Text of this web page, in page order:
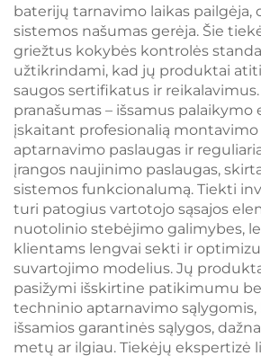
baterijų tarnavimo laikas pailgėja,
sistemos našumas gerėja. Šie
griežtus kokybės kontrolės
užtikrindami, kad jų produktai
saugos sertifikatus ir
pranašumas – išsamus palaikymo
įskaitant profesionalią montavimo
aptarnavimo paslaugas ir
įrangos naujinimo paslaugas,
sistemos funkcionalumą. Tiekti
turi patogius vartotojo sąsajos
nuotolinio stebėjimo galimybes,
klientams lengvai sekti ir
suvartojimo modelius. Jų
pasižymi išskirtine patikimumu
techninio aptarnavimo sąlygomis,
išsamios garantinės sąlygos,
metų ar ilgiau. Tiekėjų ekspertizė